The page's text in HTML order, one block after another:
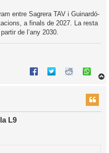
entre Sagrera TAV i Guinardó-
a finals de 2027. La resta
de l’any 2030.
L9